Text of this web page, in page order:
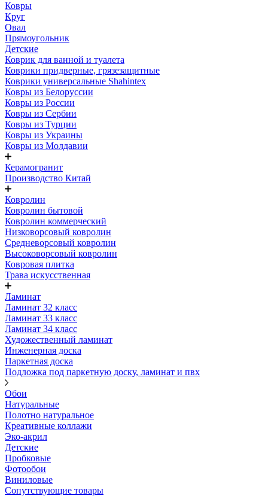
Ковры
Круг
Овал
Прямоугольник
Детские
Коврик для ванной и туалета
Коврики придверные, грязезащитные
Коврики универсальные Shahintex
Ковры из Белоруссии
Ковры из России
Ковры из Сербии
Ковры из Турции
Ковры из Украины
Ковры из Молдавии
Керамогранит
Производство Китай
Ковролин
Ковролин бытовой
Ковролин коммерческий
Низковорсовый ковролин
Средневорсовый ковролин
Высоковорсовый ковролин
Ковровая плитка
Трава искусственная
Ламинат
Ламинат 32 класс
Ламинат 33 класс
Ламинат 34 класс
Художественный ламинат
Инженерная доска
Паркетная доска
Подложка под паркетную доску, ламинат и пвх
Обои
Натуральные
Полотно натуральное
Креативные коллажи
Эко-акрил
Детские
Пробковые
Фотообои
Виниловые
Сопутствующие товары